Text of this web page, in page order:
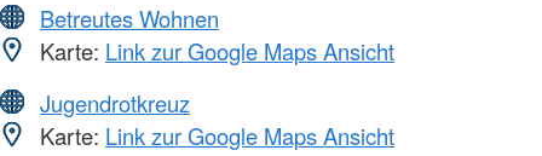
Betreutes Wohnen
Karte: Link zur Google Maps Ansicht
Jugendrotkreuz
Karte: Link zur Google Maps Ansicht